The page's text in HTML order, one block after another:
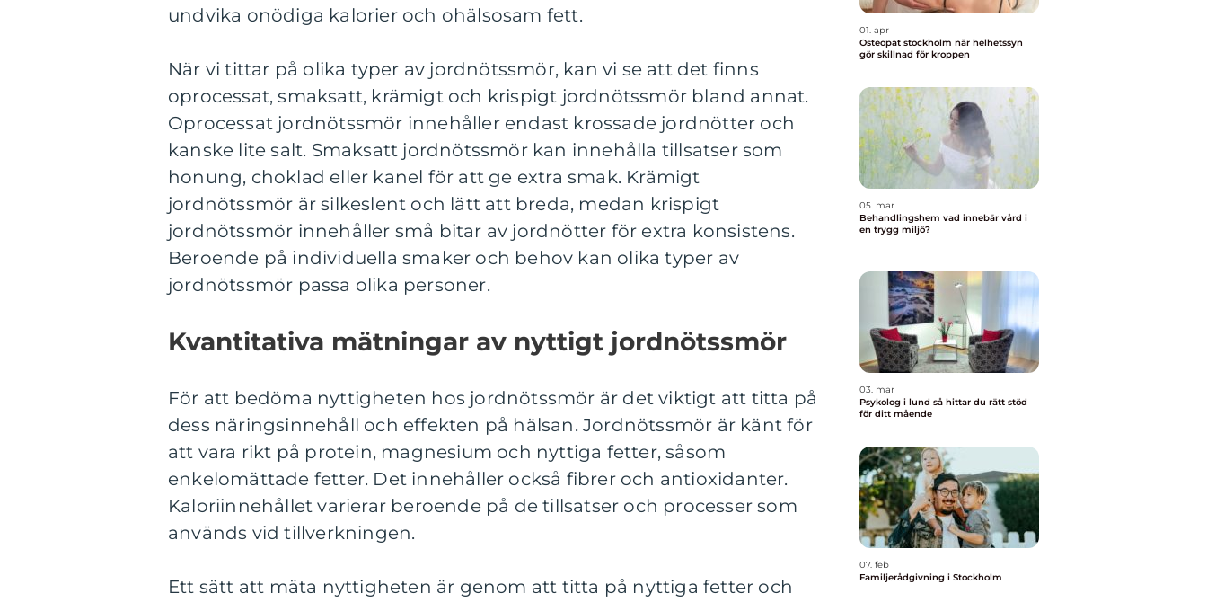
undvika onödiga kalorier och ohälsosam fett.
När vi tittar på olika typer av jordnötssmör, kan vi se att det finns
oprocessat, smaksatt, krämigt och krispigt jordnötssmör bland annat.
Oprocessat jordnötssmör innehåller endast krossade jordnötter och
kanske lite salt. Smaksatt jordnötssmör kan innehålla tillsatser som
honung, choklad eller kanel för att ge extra smak. Krämigt
jordnötssmör är silkeslent och lätt att breda, medan krispigt
jordnötssmör innehåller små bitar av jordnötter för extra konsistens.
Beroende på individuella smaker och behov kan olika typer av
jordnötssmör passa olika personer.
Kvantitativa mätningar av nyttigt jordnötssmör
För att bedöma nyttigheten hos jordnötssmör är det viktigt att titta på
dess näringsinnehåll och effekten på hälsan. Jordnötssmör är känt för
att vara rikt på protein, magnesium och nyttiga fetter, såsom
enkelomättade fetter. Det innehåller också fibrer och antioxidanter.
Kaloriinnehållet varierar beroende på de tillsatser och processer som
används vid tillverkningen.
Ett sätt att mäta nyttigheten är genom att titta på nyttiga fetter och
01. apr
Osteopat stockholm när helhetssyn
gör skillnad för kroppen
05. mar
Behandlingshem vad innebär vård i
en trygg miljö?
03. mar
Psykolog i lund så hittar du rätt stöd
för ditt mående
07. feb
Familjerådgivning i Stockholm